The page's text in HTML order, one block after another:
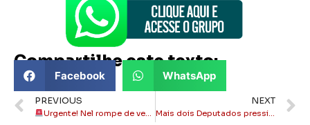
Compartilhe este texto:
Facebook WhatsApp
PREVIOUS
Urgente! Nel rompe de vez com Alfredão!
NEXT
Mais dois Deputados pressionam Alfredão